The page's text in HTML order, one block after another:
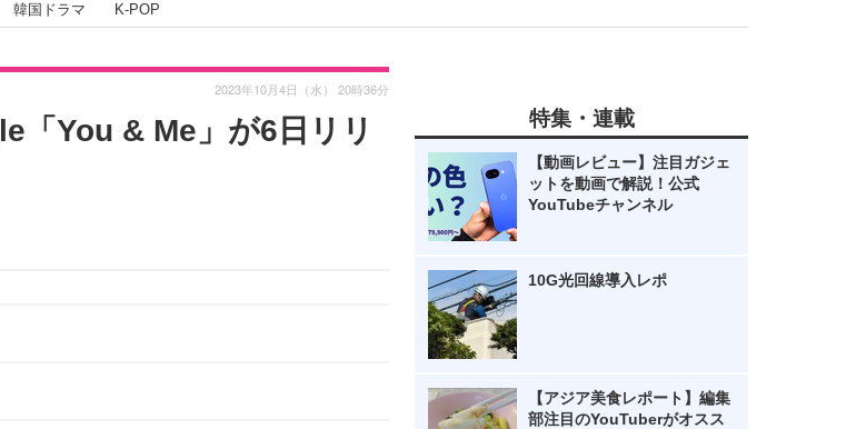
韓国ドラマ K-POP
「You & Me」が6日リリ
2023年10月4日（水） 20時36分
特集・連載
【動画レビュー】注目ガジェ
ットを動画で解説！公式
YouTubeチャンネル
10G光回線導入レポ
【アジア美食レポート】編集
部注目のYouTuberがオスス